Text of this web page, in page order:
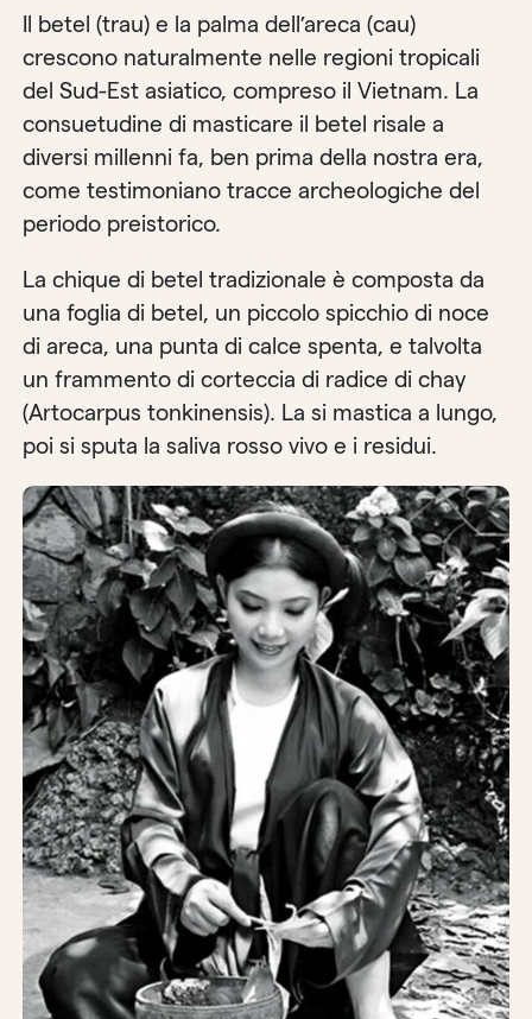
Il betel (trau) e la palma dell’areca (cau)
crescono naturalmente nelle regioni tropicali
del Sud-Est asiatico, compreso il Vietnam. La
consuetudine di masticare il betel risale a
diversi millenni fa, ben prima della nostra era,
come testimoniano tracce archeologiche del
periodo preistorico.
La chique di betel tradizionale è composta da
una foglia di betel, un piccolo spicchio di noce
di areca, una punta di calce spenta, e talvolta
un frammento di corteccia di radice di chay
(Artocarpus tonkinensis). La si mastica a lungo,
poi si sputa la saliva rosso vivo e i residui.